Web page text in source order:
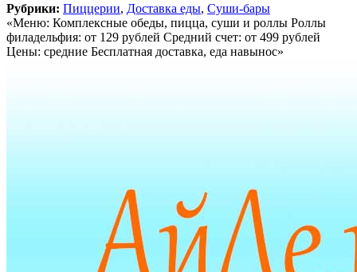
Рубрики: Пиццерии, Доставка еды, Суши-бары
«Меню: Комплексные обеды, пицца, суши и роллы Роллы
филадельфия: от 129 рублей Средний счет: от 499 рублей
Цены: средние Бесплатная доставка, еда навынос»